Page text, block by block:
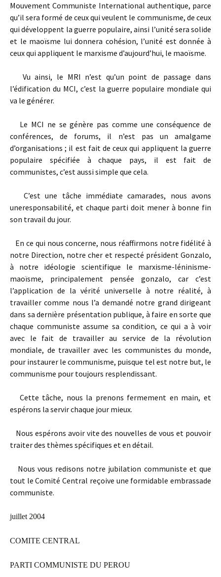
Mouvement Communiste International authentique, parce
qu’il sera formé de ceux qui veulent le communisme, de ceux
qui développent la guerre populaire, ainsi l’unité sera solide
et le maoïsme lui donnera cohésion, l’unité est donnée à
ceux qui appliquent le marxisme d’aujourd’hui, le maoïsme.
Vu ainsi, le MRI n’est qu’un point de passage dans
l’édification du MCI, c’est la guerre populaire mondiale qui
va le générer.
Le MCI ne se génère pas comme une conséquence de
conférences, de forums, il n’est pas un amalgame
d’organisations ; il est fait de ceux qui appliquent la guerre
populaire spécifiée à chaque pays, il est fait de
communistes, c’est aussi simple que cela.
C’est une tâche immédiate camarades, nous avons
uneresponsabilité, et chaque parti doit mener à bonne fin
son travail du jour.
En ce qui nous concerne, nous réaffirmons notre fidélité à
notre Direction, notre cher et respecté président Gonzalo,
à notre idéologie scientifique le marxisme-léninisme-
maoïsme, principalement pensée gonzalo, car c’est
l’application de la vérité universelle à notre réalité, à
travailler comme nous l’a demandé notre grand dirigeant
dans sa dernière présentation publique, à faire en sorte que
chaque communiste assume sa condition, ce qui a à voir
avec le fait de travailler au service de la révolution
mondiale, de travailler avec les communistes du monde,
pour instaurer le communisme, puisque tel est notre but, le
communisme pour toujours resplendissant.
Cette tâche, nous la prenons fermement en main, et
espérons la servir chaque jour mieux.
Nous espérons avoir vite des nouvelles de vous et pouvoir
traiter des thèmes spécifiques et en détail.
Nous vous redisons notre jubilation communiste et que
tout le Comité Central reçoive une formidable embrassade
communiste.
juillet 2004
COMITE CENTRAL
PARTI COMMUNISTE DU PEROU